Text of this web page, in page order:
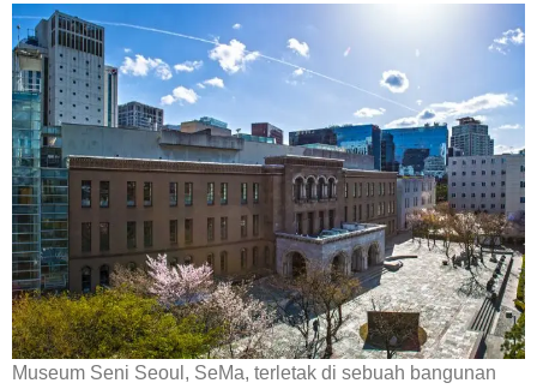
Museum Seni Seoul, SeMa, terletak di sebuah bangunan